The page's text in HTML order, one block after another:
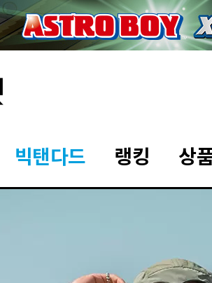
빅탠다드 랭킹 상